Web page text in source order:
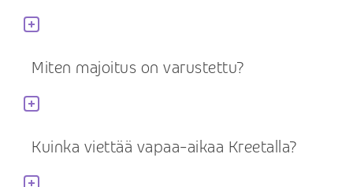
Miten majoitus on varustettu?
Kuinka viettää vapaa-aikaa Kreetalla?